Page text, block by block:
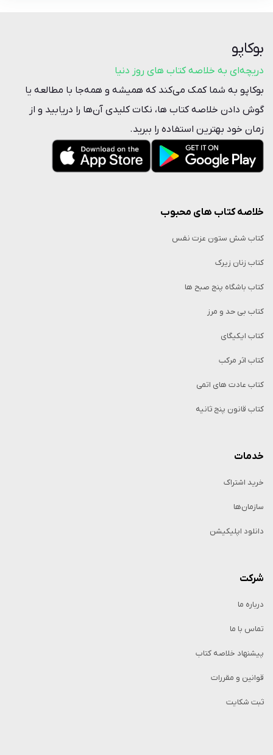
بوکاپو
دریچه‌ای به خلاصه کتاب‌ های روز دنیا
بوکاپو به شما کمک می‌کند که همیشه و همه‌جا با مطالعه یا
گوش دادن خلاصه‌ کتاب ها، نکات کلیدی آن‌ها را دریابید و از
زمان خود بهترین استفاده را ببرید.
خلاصه کتاب‌ های محبوب
کتاب شش ستون عزت نفس
کتاب زنان زیرک
کتاب باشگاه پنج صبح ها
کتاب بی حد و مرز
کتاب ایکیگای
کتاب اثر مرکب
کتاب عادت های اتمی
کتاب قانون پنج ثانیه
خدمات
خرید اشتراک
سازمان‌ها
دانلود اپلیکیشن
شرکت
درباره ما
تماس با ما
پیشنهاد خلاصه کتاب
قوانین و مقررات
ثبت شکایت